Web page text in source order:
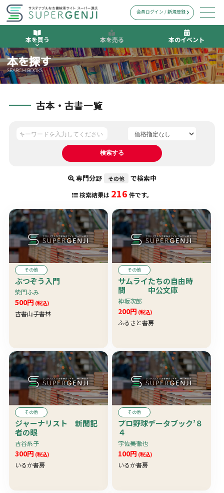
本を買う 本を売る 本のイベント
会員ログイン / 新規登録
本を探す
SEARCH BOOKS
古本・古書一覧
専門分野 その他 で検索中
検索結果は 216 件です。
その他
ぶつぞう入門
柴門ふみ
500円 (税込)
古書山手書林
その他
サムライたちの自由時
間 中公文庫
神坂次郎
200円 (税込)
ふるさと書房
その他
ジャーナリスト 新聞記
者の眼
古谷糸子
300円 (税込)
いるか書房
その他
プロ野球データブック’８
４
宇佐美徹也
100円 (税込)
いるか書房